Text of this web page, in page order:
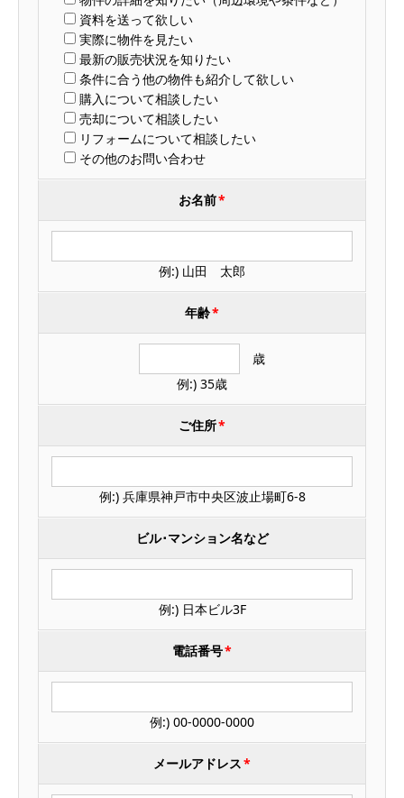
資料を送って欲しい
実際に物件を見たい
最新の販売状況を知りたい
条件に合う他の物件も紹介して欲しい
購入について相談したい
売却について相談したい
リフォームについて相談したい
その他のお問い合わせ
お名前*
例:) 山田 太郎
年齢*
歳
例:) 35歳
ご住所*
例:) 兵庫県神戸市中央区波止場町6-8
ビル･マンション名など
例:) 日本ビル3F
電話番号*
例:) 00-0000-0000
メールアドレス*